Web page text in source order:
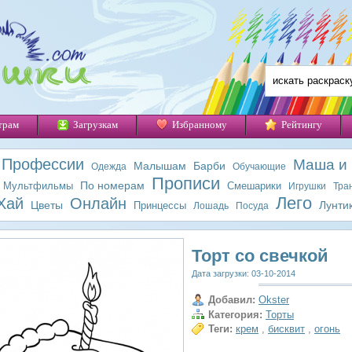
Загрузкам Избранному Рейтингу
Профессии Одежда Малышам Барби Обучающие Маша и
Мультфильмы По номерам Прописи Смешарики Игрушки
Цветы Онлайн Принцессы Лошадь Посуда Лего
Торт со свечкой
Дата загрузки: 03-10-2014
Добавил: Okster
Категория: Торты
Теги: крем , бисквит , огонь